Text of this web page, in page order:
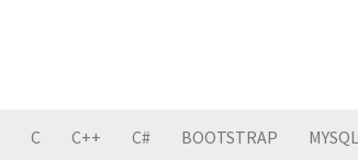
C C++ C# BOOTSTRAP MYSQL